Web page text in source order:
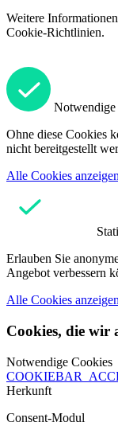
Weitere
Cookie-Richtlinien.
Notwendige
Ohne diese Cookies
nicht bereitgestellt
Alle Cookies
Erlauben Sie
Angebot verbessern
Alle Cookies
Cookies, die wir
Notwendige Cookies
Herkunft
Consent-Modul